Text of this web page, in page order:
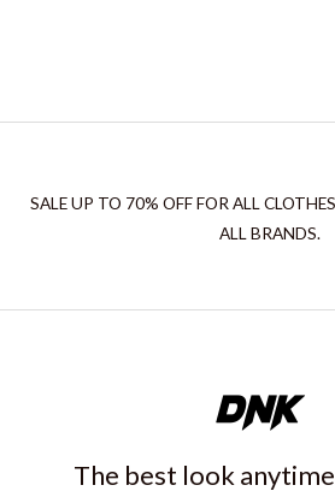
SALE UP TO 70% OFF FOR ALL
ALL BRANDS.
The best look